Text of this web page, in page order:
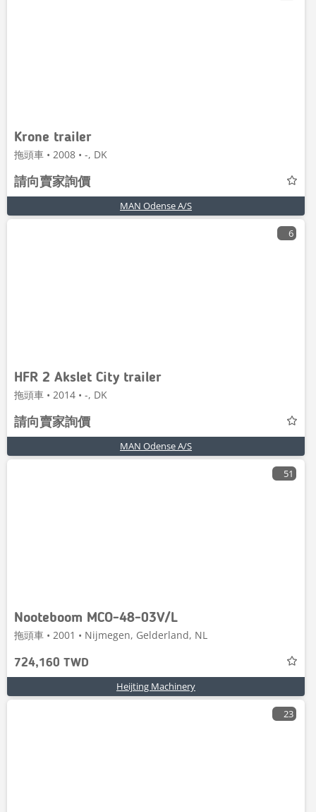
Krone trailer
拖頭車 • 2008 • -, DK
請向賣家詢價
MAN Odense A/S
6
HFR 2 Akslet City trailer
拖頭車 • 2014 • -, DK
請向賣家詢價
MAN Odense A/S
51
Nooteboom MCO-48-03V/L
拖頭車 • 2001 • Nijmegen, Gelderland, NL
724,160 TWD
Heijting Machinery
23